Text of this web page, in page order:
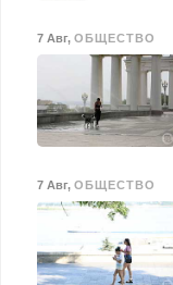
7 Авг, ОБЩЕСТВО
7 Авг, ОБЩЕСТВО